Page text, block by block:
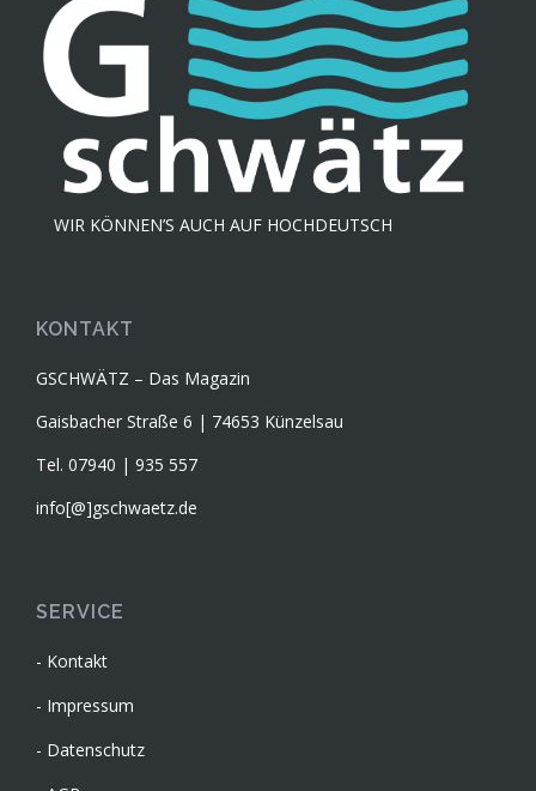
WIR KÖNNEN’S AUCH AUF HOCHDEUTSCH
KONTAKT
GSCHWÄTZ – Das Magazin
Gaisbacher Straße 6 | 74653 Künzelsau
Tel. 07940 | 935 557
info[@]gschwaetz.de
SERVICE
Kontakt
Impressum
Datenschutz